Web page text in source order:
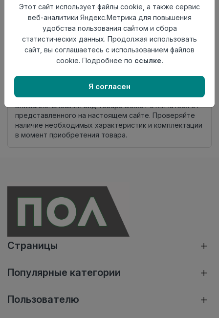
толщина
4,5мм
Толщина
защитного
слоя
0,35мм
АктуальностьСнят с производства
происхождения
Нет в наличии
Внимание! Внешний вид товара может отличаться от
представленного на настоящем сайте. Проверяйте
наличие необходимых характеристик и комплектации
в момент приобретения товара.
Страницы
Популярные категории
Пользователю
Этот сайт использует файлы cookie, а также сервис
веб-аналитики Яндекс.Метрика для повышения
удобства пользования сайтом и сбора
статистических данных. Продолжая использовать
сайт, вы соглашаетесь с использованием файлов
cookie. Подробнее по ссылке.
Я согласен